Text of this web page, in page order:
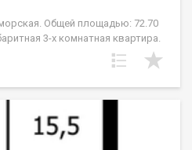
Общей площадью: 72.70
3-х комнатная квартира.
высота потолков 3,2 м.,
Перекрытие
вся инфраструктура доступна,
на просмотр. Рядом с
детских сада,5 продуктовых
Возможен обмен на